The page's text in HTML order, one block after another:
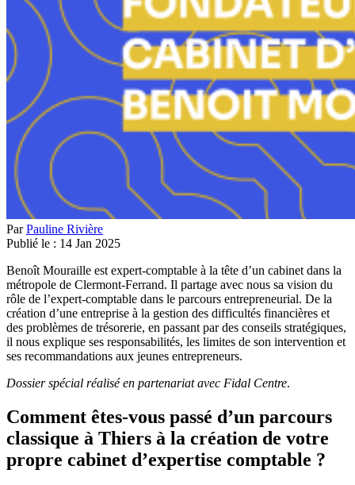
ParPauline Rivière
Publié le : 14 Jan 2025
Benoît Mouraille est expert-comptable à la tête d’un cabinet dans la
métropole de Clermont-Ferrand. Il partage avec nous sa vision du
rôle de l’expert-comptable dans le parcours entrepreneurial. De la
création d’une entreprise à la gestion des difficultés financières et
des problèmes de trésorerie, en passant par des conseils stratégiques,
il nous explique ses responsabilités, les limites de son intervention et
ses recommandations aux jeunes entrepreneurs.
Dossier spécial réalisé en partenariat avec Fidal Centre.
Comment êtes-vous passé d’un parcours
classique à Thiers à la création de votre
propre cabinet d’expertise comptable ?